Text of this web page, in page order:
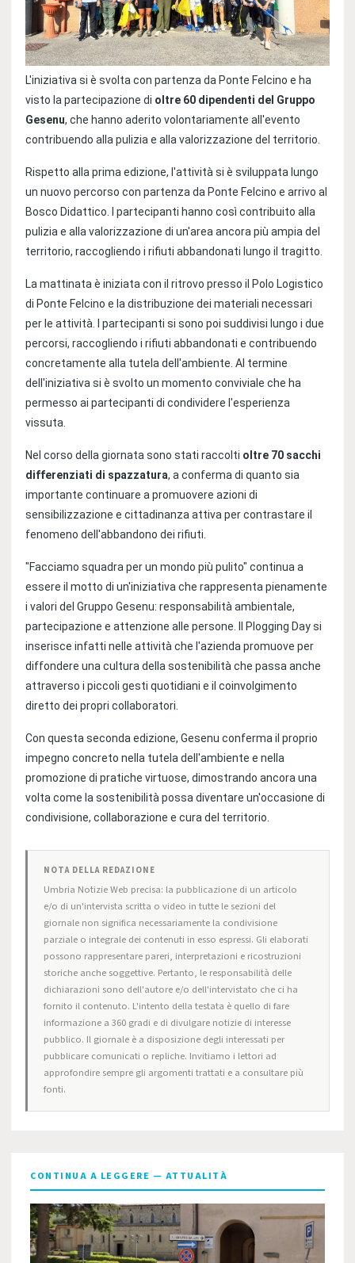
L'iniziativa si è svolta con partenza da Ponte Felcino e ha
visto la partecipazione di oltre 60 dipendenti del Gruppo
Gesenu, che hanno aderito volontariamente all'evento
contribuendo alla pulizia e alla valorizzazione del territorio.
Rispetto alla prima edizione, l'attività si è sviluppata lungo
un nuovo percorso con partenza da Ponte Felcino e arrivo al
Bosco Didattico. I partecipanti hanno così contribuito alla
pulizia e alla valorizzazione di un'area ancora più ampia del
territorio, raccogliendo i rifiuti abbandonati lungo il tragitto.
La mattinata è iniziata con il ritrovo presso il Polo Logistico
di Ponte Felcino e la distribuzione dei materiali necessari
per le attività. I partecipanti si sono poi suddivisi lungo i due
percorsi, raccogliendo i rifiuti abbandonati e contribuendo
concretamente alla tutela dell'ambiente. Al termine
dell'iniziativa si è svolto un momento conviviale che ha
permesso ai partecipanti di condividere l'esperienza
vissuta.
Nel corso della giornata sono stati raccolti oltre 70 sacchi
differenziati di spazzatura, a conferma di quanto sia
importante continuare a promuovere azioni di
sensibilizzazione e cittadinanza attiva per contrastare il
fenomeno dell'abbandono dei rifiuti.
"Facciamo squadra per un mondo più pulito" continua a
essere il motto di un'iniziativa che rappresenta pienamente
i valori del Gruppo Gesenu: responsabilità ambientale,
partecipazione e attenzione alle persone. Il Plogging Day si
inserisce infatti nelle attività che l'azienda promuove per
diffondere una cultura della sostenibilità che passa anche
attraverso i piccoli gesti quotidiani e il coinvolgimento
diretto dei propri collaboratori.
Con questa seconda edizione, Gesenu conferma il proprio
impegno concreto nella tutela dell'ambiente e nella
promozione di pratiche virtuose, dimostrando ancora una
volta come la sostenibilità possa diventare un'occasione di
condivisione, collaborazione e cura del territorio.
NOTA DELLA REDAZIONE
Umbria Notizie Web precisa: la pubblicazione di un articolo
e/o di un'intervista scritta o video in tutte le sezioni del
giornale non significa necessariamente la condivisione
parziale o integrale dei contenuti in esso espressi. Gli elaborati
possono rappresentare pareri, interpretazioni e ricostruzioni
storiche anche soggettive. Pertanto, le responsabilità delle
dichiarazioni sono dell'autore e/o dell'intervistato che ci ha
fornito il contenuto. L'intento della testata è quello di fare
informazione a 360 gradi e di divulgare notizie di interesse
pubblico. Il giornale è a disposizione degli interessati per
pubblicare comunicati o repliche. Invitiamo i lettori ad
approfondire sempre gli argomenti trattati e a consultare più
fonti.
CONTINUA A LEGGERE — ATTUALITÀ